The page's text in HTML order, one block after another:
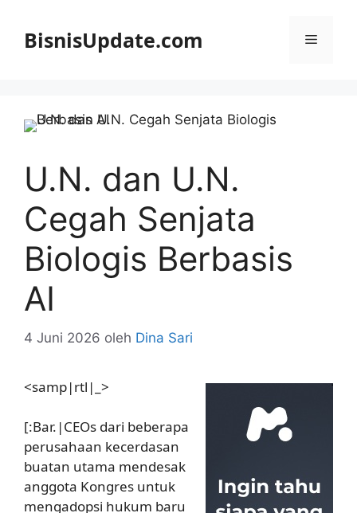
BisnisUpdate.com Menu
U.N. dan U.N.
Cegah Senjata
Biologis Berbasis
AI
4 Juni 2026 oleh Dina Sari
<samp|rtl|_>
[:Bar.|CEOs dari beberapa
perusahaan kecerdasan
buatan utama mendesak
anggota Kongres untuk
mengadopsi hukum baru